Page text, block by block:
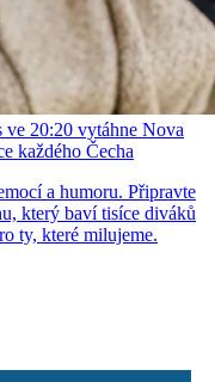
20:20 vytáhne Nova
každého Čecha
a humoru. Připravte
který baví tisíce diváků
ty, které milujeme.